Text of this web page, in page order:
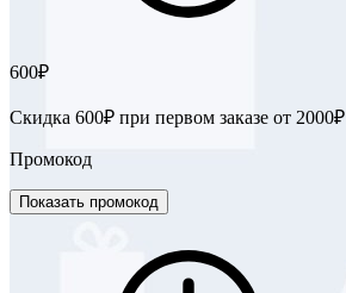
600₽
Скидка 600₽ при первом заказе от 2000₽
Промокод
Показать промокод